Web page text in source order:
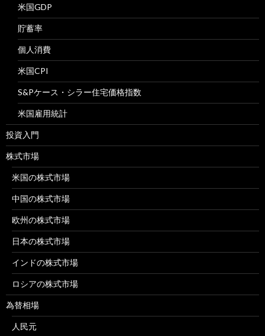
米国GDP
貯蓄率
個人消費
米国CPI
S&Pケース・シラー住宅価格指数
米国雇用統計
投資入門
株式市場
米国の株式市場
中国の株式市場
欧州の株式市場
日本の株式市場
インドの株式市場
ロシアの株式市場
為替相場
人民元